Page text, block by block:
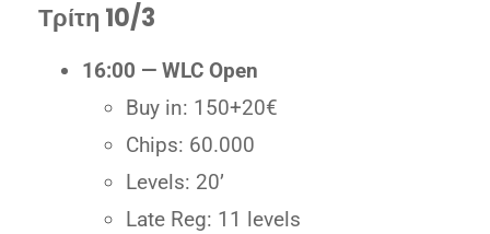
Τρίτη 10/3
16:00 — WLC Open
Buy in: 150+20€
Chips: 60.000
Levels: 20’
Late Reg: 11 levels